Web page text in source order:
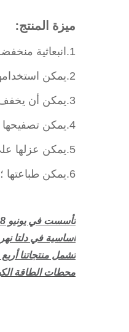
ميزة المنتج:
1.
انبعاثية منخفضة
2. يمكن
3. يمكن أن
4. يمكن تصفيحها
5. يمكن عزلها على
6. يمكن طباعتها ؛
تأسست في يونيو 1998 ، FGG هي مؤسسة شاملة واسعة النطاق
أساسية في دلتا
تشمل منتجاتنا
محطات الطاقة